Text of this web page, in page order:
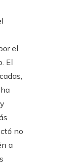
el
El
no
a